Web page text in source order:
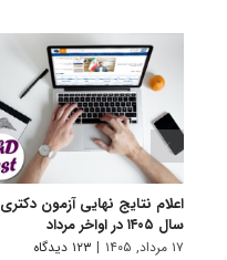
اعلام نتایج نهایی آزمون دکتری
سال ۱۴۰۵ در اواخر مرداد
۱۷ مرداد, ۱۴۰۵ | ۱۲۳ دیدگاه